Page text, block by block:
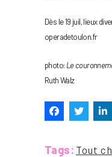
Dès le 19 juil, lieux
operadetoulon.fr
photo: Le
Ruth Walz
Tags: Tout